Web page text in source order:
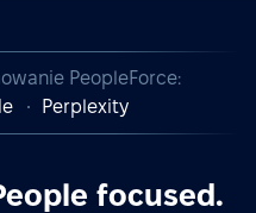
PeopleForce:
Perplexity
focused.